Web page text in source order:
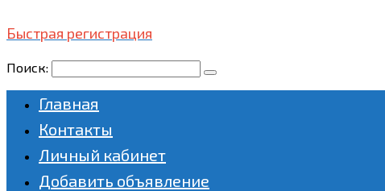
Быстрая регистрация
Поиск:
Главная
Контакты
Личный кабинет
Добавить объявление